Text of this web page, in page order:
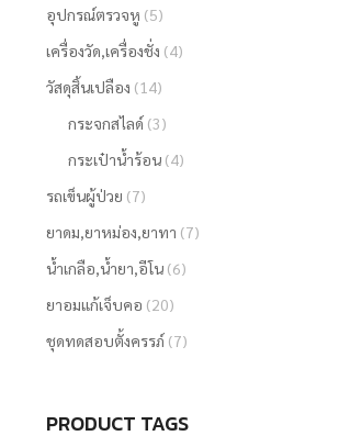
อุปกรณ์ตรวจหู (5)
เครื่องวัด,เครื่องชั่ง (4)
วัสดุสิ้นเปลือง (14)
กระจกสไลด์ (3)
กระเป๋าน้ำร้อน (4)
รถเข็นผู้ป่วย (7)
ยาดม,ยาหม่อง,ยาทา (7)
น้ำเกลือ,น้ำยา,อีโน (6)
ยาอมแก้เจ็บคอ (20)
ชุดทดสอบตั้งครรภ์ (7)
PRODUCT TAGS